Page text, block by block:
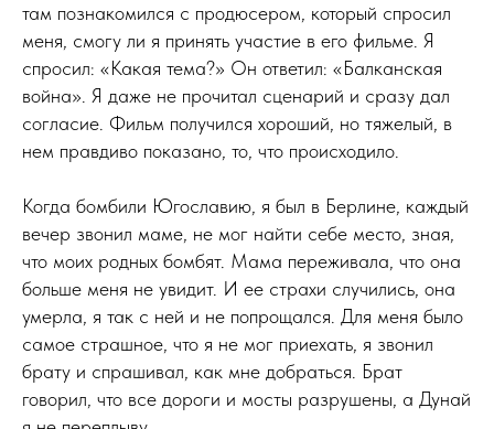
там познакомился с продюсером, который спросил
меня, смогу ли я принять участие в его фильме. Я
спросил: «Какая тема?» Он ответил: «Балканская
война». Я даже не прочитал сценарий и сразу дал
согласие. Фильм получился хороший, но тяжелый, в
нем правдиво показано, то, что происходило.
Когда бомбили Югославию, я был в Берлине, каждый
вечер звонил маме, не мог найти себе место, зная,
что моих родных бомбят. Мама переживала, что она
больше меня не увидит. И ее страхи случились, она
умерла, я так с ней и не попрощался. Для меня было
самое страшное, что я не мог приехать, я звонил
брату и спрашивал, как мне добраться. Брат
говорил, что все дороги и мосты разрушены, а Дунай